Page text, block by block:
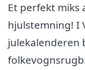
Et perfekt miks
hjulstemning! I
julekalenderen